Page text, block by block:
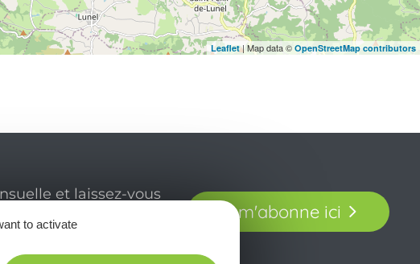
Leaflet| Map data © OpenStreetMap contributors
et laissez-vous
séjour en Aveyron.
Je m'abonne ici
to activate